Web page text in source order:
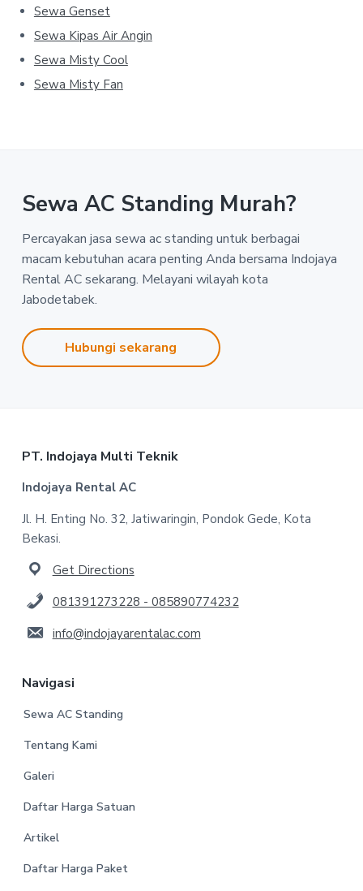
Sewa Genset
Sewa Kipas Air Angin
Sewa Misty Cool
Sewa Misty Fan
Sewa AC Standing Murah?
Percayakan jasa sewa ac standing untuk berbagai
macam kebutuhan acara penting Anda bersama Indojaya
Rental AC sekarang. Melayani wilayah kota
Jabodetabek.
Hubungi sekarang
Footer
PT. Indojaya Multi Teknik
Indojaya Rental AC
Jl. H. Enting No. 32, Jatiwaringin, Pondok Gede, Kota
Bekasi.
Get Directions
081391273228 - 085890774232
info@indojayarentalac.com
Navigasi
Sewa AC Standing
Tentang Kami
Galeri
Daftar Harga Satuan
Artikel
Daftar Harga Paket